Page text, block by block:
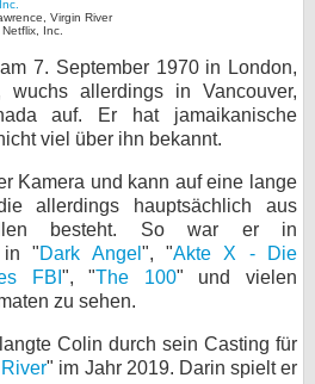
Virgin River
Inc.
7. September 1970 in London,
wuchs allerdings in Vancouver,
auf. Er hat jamaikanische
viel über ihn bekannt.
Kamera und kann auf eine lange
allerdings hauptsächlich aus
besteht. So war er in
in "Dark Angel ", "Akte X - Die
FBI ", "The 100" und vielen
zu sehen.
Colin durch sein Casting für
" im Jahr 2019. Darin spielt er
Specials
SERVICE
Gewinnspiele
bei X
bei Facebook
Kontakt